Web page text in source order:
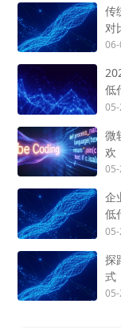
传
对
低
微
欢
企
低
探
式